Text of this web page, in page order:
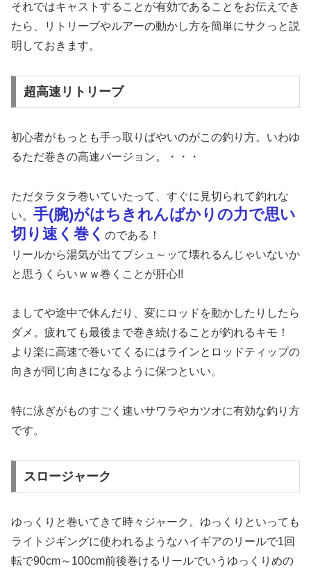
それではキャストすることが有効であることをお伝えでき
たら、リトリーブやルアーの動かし方を簡単にサクっと説
明しておきます。
超高速リトリーブ
初心者がもっとも手っ取りばやいのがこの釣り方。いわゆ
るただ巻きの高速バージョン。・・・
ただタラタラ巻いていたって、すぐに見切られて釣れな
い。 手(腕)がはちきれんばかりの力で思い
切り速く巻く のである！
リールから湯気が出てプシュ～ッて壊れるんじゃいないか
と思うくらいｗｗ巻くことが肝心!!
ましてや途中で休んだり、変にロッドを動かしたりしたら
ダメ。疲れても最後まで巻き続けることが釣れるキモ！
より楽に高速で巻いてくるにはラインとロッドティップの
向きが同じ向きになるように保つといい。
特に泳ぎがものすごく速いサワラやカツオに有効な釣り方
です。
スロージャーク
ゆっくりと巻いてきて時々ジャーク。ゆっくりといっても
ライトジギングに使われるようなハイギアのリールで1回
転で90cm～100cm前後巻けるリールでいうゆっくりめの